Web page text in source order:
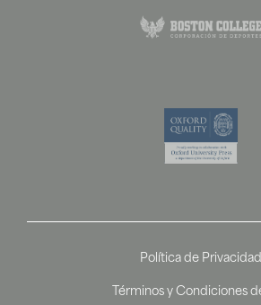
Política de Privacidad
Términos y Condiciones